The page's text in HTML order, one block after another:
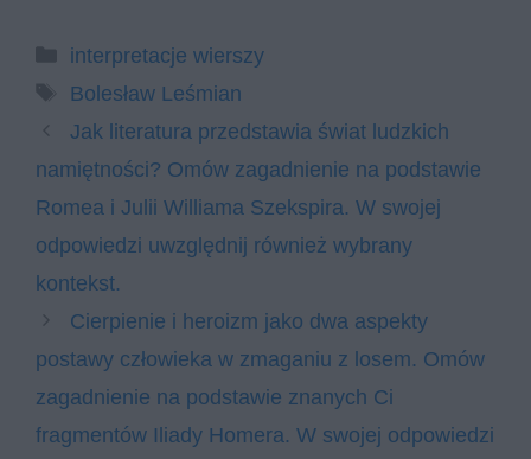
Kategorie
interpretacje wierszy
Tagi
Bolesław Leśmian
Jak literatura przedstawia świat ludzkich
namiętności? Omów zagadnienie na podstawie
Romea i Julii Williama Szekspira. W swojej
odpowiedzi uwzględnij również wybrany
kontekst.
Cierpienie i heroizm jako dwa aspekty
postawy człowieka w zmaganiu z losem. Omów
zagadnienie na podstawie znanych Ci
fragmentów Iliady Homera. W swojej odpowiedzi